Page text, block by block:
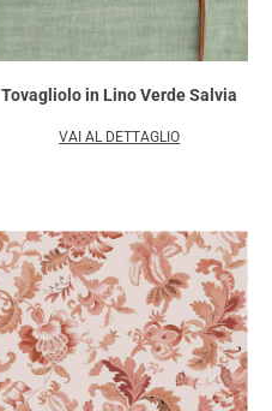
Tovagliolo in Lino Verde Salvia
VAI AL DETTAGLIO